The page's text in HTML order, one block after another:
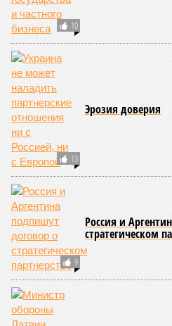
10
13
Эрозия доверия
9
Россия и
стратегическом